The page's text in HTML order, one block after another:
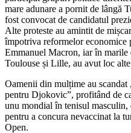
mare adunare a pornit de lângă
fost convocat de candidatul
Alte proteste au amintit de
împotriva reformelor economice
Emmanuel Macron, iar în marile
Toulouse și Lille, au avut loc
Oamenii din mulțime au
pentru Djokovic”, profitând de
unu mondial în tenisul masculin,
pentru a concura nevaccinat la
Open.